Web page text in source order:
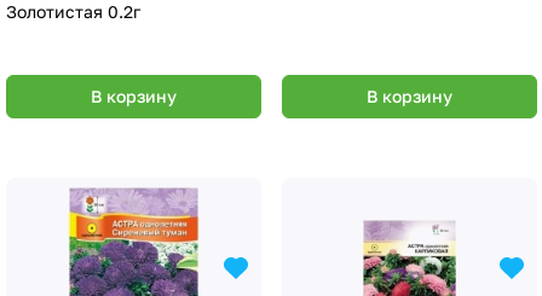
Золотистая 0.2г
В корзину В корзину